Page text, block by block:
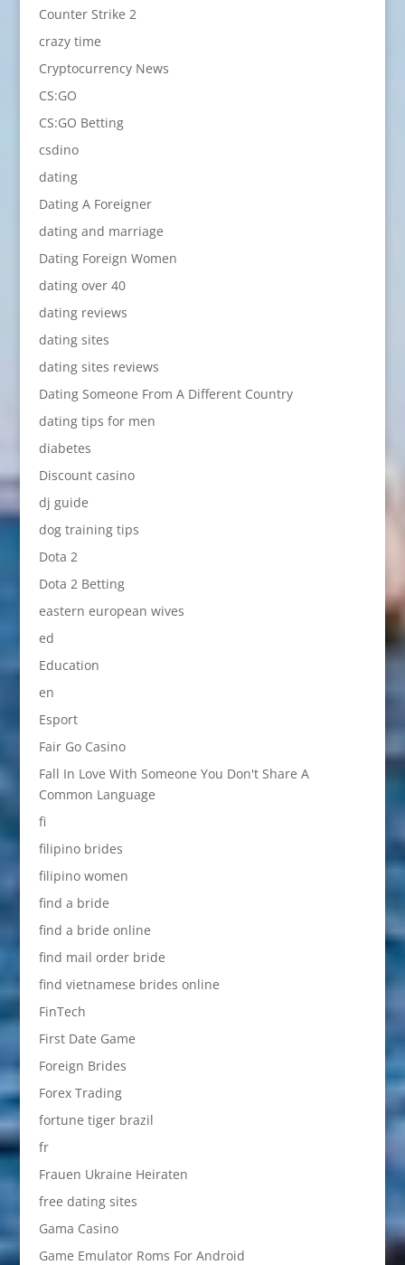
Counter Strike 2
crazy time
Cryptocurrency News
CS:GO
CS:GO Betting
csdino
dating
Dating A Foreigner
dating and marriage
Dating Foreign Women
dating over 40
dating reviews
dating sites
dating sites reviews
Dating Someone From A Different Country
dating tips for men
diabetes
Discount casino
dj guide
dog training tips
Dota 2
Dota 2 Betting
eastern european wives
ed
Education
en
Esport
Fair Go Casino
Fall In Love With Someone You Don't Share A
Common Language
fi
filipino brides
filipino women
find a bride
find a bride online
find mail order bride
find vietnamese brides online
FinTech
First Date Game
Foreign Brides
Forex Trading
fortune tiger brazil
fr
Frauen Ukraine Heiraten
free dating sites
Gama Casino
Game Emulator Roms For Android